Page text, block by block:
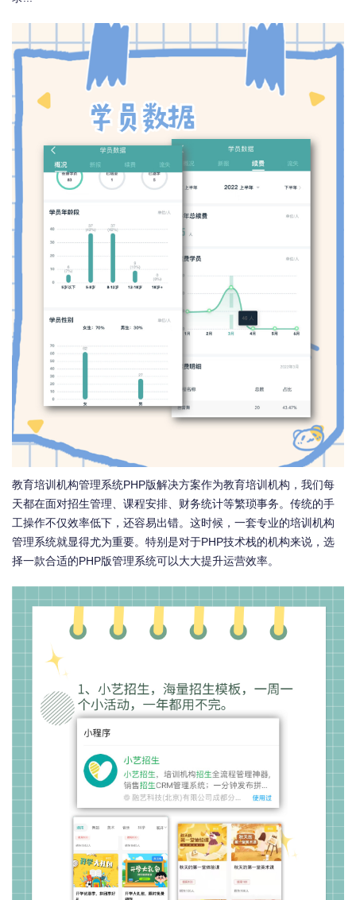
教育培训机构管理系统PHP版解决方案作为教育培训机构，我们每
天都在面对招生管理、课程安排、财务统计等繁琐事务。传统的手
工操作不仅效率低下，还容易出错。这时候，一套专业的培训机构
管理系统就显得尤为重要。特别是对于PHP技术栈的机构来说，选
择一款合适的PHP版管理系统可以大大提升运营效率。